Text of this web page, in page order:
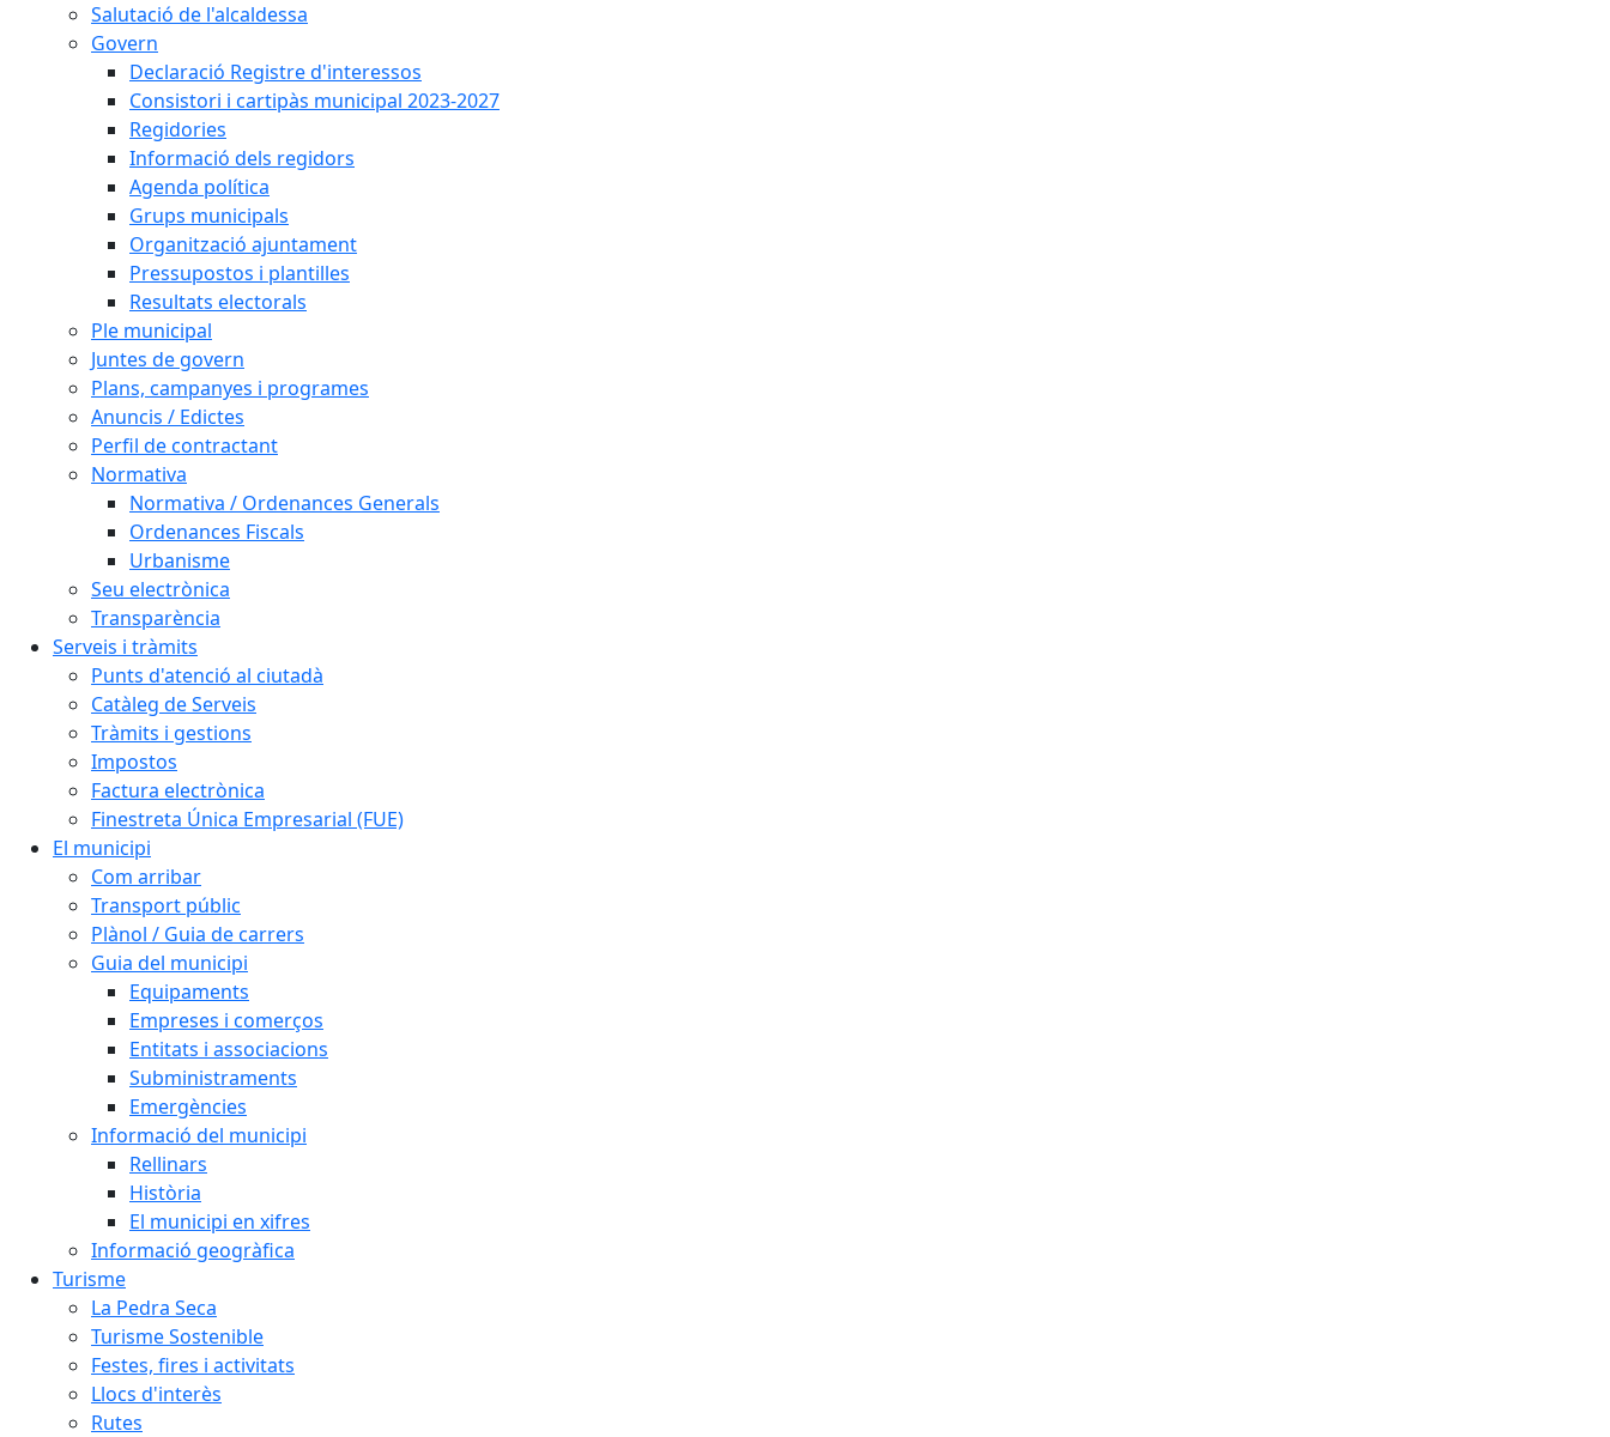
Salutació de l'alcaldessa
Govern
Declaració Registre d'interessos
Consistori i cartipàs municipal 2023-2027
Regidories
Informació dels regidors
Agenda política
Grups municipals
Organització ajuntament
Pressupostos i plantilles
Resultats electorals
Ple municipal
Juntes de govern
Plans, campanyes i programes
Anuncis / Edictes
Perfil de contractant
Normativa
Normativa / Ordenances Generals
Ordenances Fiscals
Urbanisme
Seu electrònica
Transparència
Serveis i tràmits
Punts d'atenció al ciutadà
Catàleg de Serveis
Tràmits i gestions
Impostos
Factura electrònica
Finestreta Única Empresarial (FUE)
El municipi
Com arribar
Transport públic
Plànol / Guia de carrers
Guia del municipi
Equipaments
Empreses i comerços
Entitats i associacions
Subministraments
Emergències
Informació del municipi
Rellinars
Història
El municipi en xifres
Informació geogràfica
Turisme
La Pedra Seca
Turisme Sostenible
Festes, fires i activitats
Llocs d'interès
Rutes